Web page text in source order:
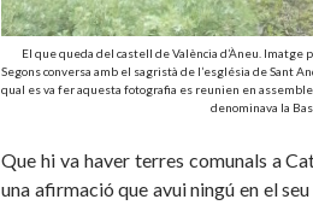
El que queda del castell de València d’Àneu. Imatge
Segons conversa amb el sagristà de l’església de Sant
qual es va fer aquesta fotografia es reunien en
denominava la
Que hi va haver terres comunals a
una afirmació que avui ningú en el